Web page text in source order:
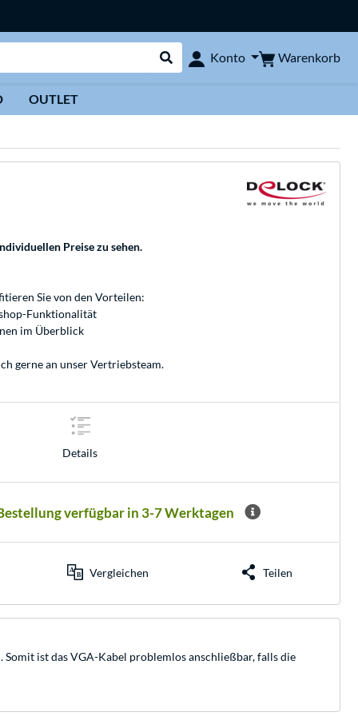
Suche durchführen
Konto Warenkorb
OUTLET
Preise zu sehen.
Sie von den Vorteilen:
Funktionalität
im Überblick
gerne an unserVertriebsteam.
Details
verfügbar in 3-7 Werktagen
Vergleichen Teilen
ist das VGA-Kabel problemlos anschließbar, falls die